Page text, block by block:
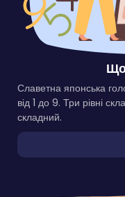
Славетна японська
від 1 до 9. Три рівні
складний.